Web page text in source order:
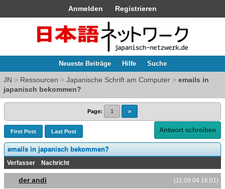
Anmelden Registrieren
Neueste Beiträge Hilfe Suche
JN > Ressourcen > Japanische Schrift am Computer > emails in
japanisch bekommen?
Page: 1 »
First Post Last Post Antwort schreiben
emails in japanisch bekommen?
Verfasser Nachricht
(11.09.04 16:01)
der andi